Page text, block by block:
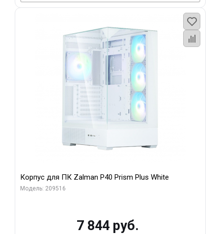
Корпус для ПК Zalman P40 Prism Plus White
Модель: 209516
7 844 руб.